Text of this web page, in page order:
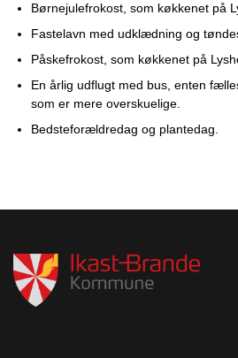
Børnejulefrokost, som køkkenet på
Fastelavn med udklædning og
Påskefrokost, som køkkenet på
En årlig udflugt med bus, enten
som er mere overskuelige.
Bedsteforældredag og plantedag.